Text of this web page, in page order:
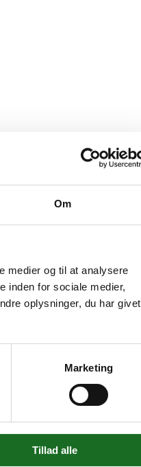
Om
medier og til at analysere
inden for sociale medier,
oplysninger, du har givet
Marketing
Tillad alle